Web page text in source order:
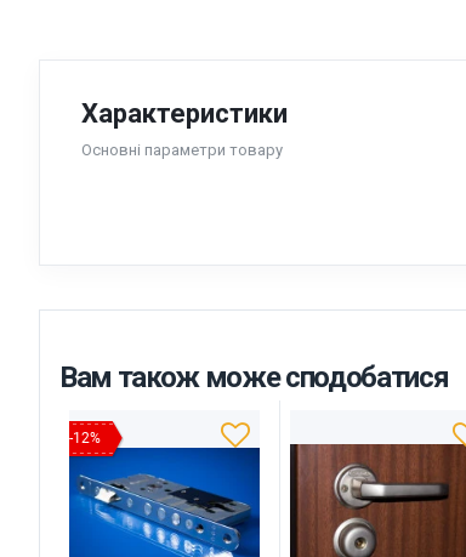
Характеристики
Основні параметри товару
Вам також може сподобатися
-12%